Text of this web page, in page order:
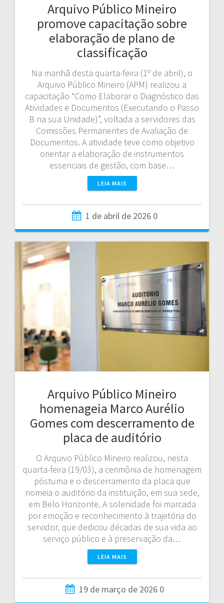
Arquivo Público Mineiro
promove capacitação sobre
elaboração de plano de
classificação
Na manhã desta quarta-feira (1º de abril), o
Arquivo Público Mineiro (APM) realizou a
capacitação “Como Elaborar o Diagnóstico das
Atividades e Documentos (Executando o Passo
B na sua Unidade)”, voltada a servidores das
Comissões Permanentes de Avaliação de
Documentos. A atividade teve como objetivo
orientar a elaboração de instrumentos
essenciais de gestão, com base…
LEIA MAIS
1 de abril de 2026 0
Arquivo Público Mineiro
homenageia Marco Aurélio
Gomes com descerramento de
placa de auditório
O Arquivo Público Mineiro realizou, nesta
quarta-feira (19/03), a cerimônia de homenagem
póstuma e o descerramento da placa que
nomeia o auditório da instituição, em sua sede,
em Belo Horizonte. A solenidade foi marcada
por emoção e reconhecimento à trajetória do
servidor, que dedicou décadas de sua vida ao
serviço público e à preservação da…
LEIA MAIS
19 de março de 2026 0